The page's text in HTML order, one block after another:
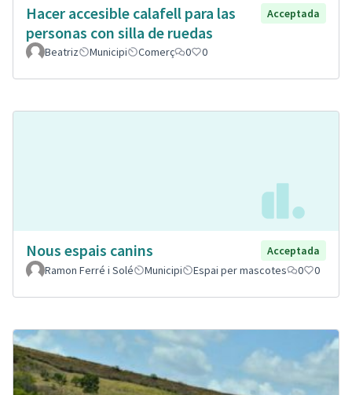
Hacer accesible calafell para las
personas con silla de ruedas
Acceptada
Beatriz Municipi Comerç 0 0
Nous espais canins
Acceptada
Ramon Ferré i Solé
Municipi Espai per mascotes 0 0